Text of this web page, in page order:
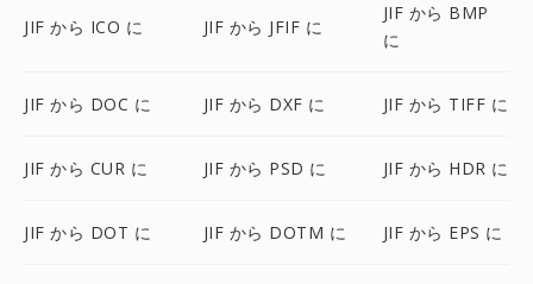
JIF から ICO に JIF から JFIF に
JIF から BMP
に
JIF から DOC に JIF から DXF に JIF から TIFF に
JIF から CUR に JIF から PSD に JIF から HDR に
JIF から DOT に JIF から DOTM に JIF から EPS に